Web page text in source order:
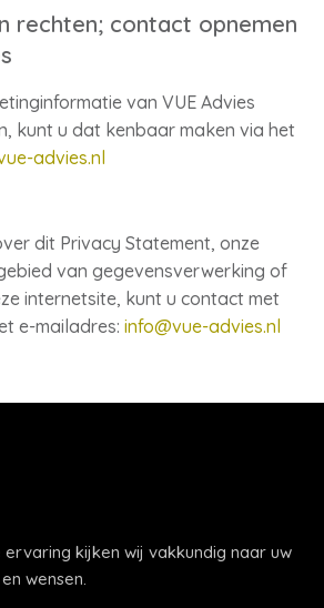
rechten; contact opnemen
van VUE Advies
kunt u dat kenbaar maken via het
advies.nl
dit Privacy Statement, onze
van gegevensverwerking of
internetsite, kunt u contact met
e-mailadres: info@vue-advies.nl
kijken wij vakkundig naar uw
wensen.